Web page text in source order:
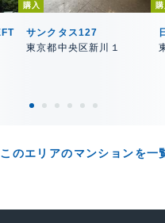
購入
サンクタス127
東京都中央区新川１
購
このエリアのマンションを一